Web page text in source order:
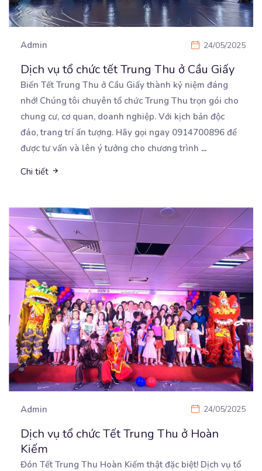
Admin 24/05/2025
Dịch vụ tổ chức tết Trung Thu ở Cầu Giấy
Biến Tết Trung Thu ở Cầu Giấy thành kỷ niệm đáng
nhớ! Chúng tôi chuyên tổ chức Trung Thu trọn gói cho
chung cư, cơ quan, doanh nghiệp. Với kịch bản độc
đáo, trang trí ấn tượng. Hãy gọi ngay 0914700896 để
được tư vấn và lên ý tưởng cho chương trình ...
Chi tiết
Admin 24/05/2025
Dịch vụ tổ chức Tết Trung Thu ở Hoàn
Kiếm
Đón Tết Trung Thu Hoàn Kiếm thật đặc biệt! Dịch vụ tổ